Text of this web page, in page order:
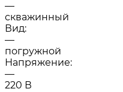
—
скважинный
Вид:
—
погружной
Напряжение:
—
220 В